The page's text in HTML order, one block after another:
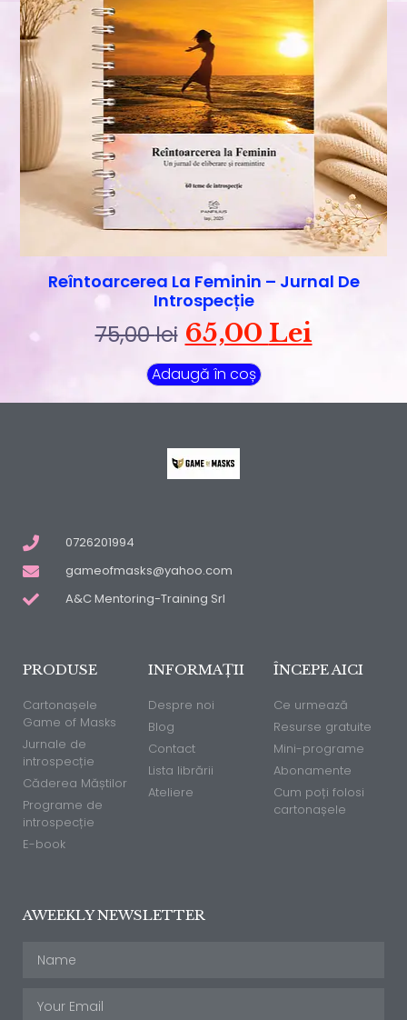
Reîntoarcerea La Feminin – Jurnal De
Introspecție
75,00lei 65,00 Lei
Adaugă în coș
0726201994
gameofmasks@yahoo.com
A&C Mentoring-Training Srl
PRODUSE
Cartonașele
Game of Masks
Jurnale de
introspecție
Căderea Măștilor
Programe de
introspecție
E-book
INFORMAȚII
Despre noi
Blog
Contact
Lista librării
Ateliere
ÎNCEPE AICI
Ce urmează
Resurse gratuite
Mini-programe
Abonamente
Cum poți folosi
cartonașele
AWEEKLY NEWSLETTER